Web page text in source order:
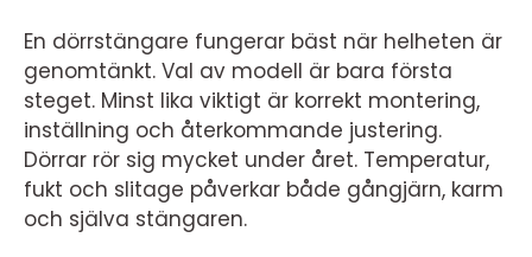
En dörrstängare fungerar bäst när helheten är
genomtänkt. Val av modell är bara första
steget. Minst lika viktigt är korrekt montering,
inställning och återkommande justering.
Dörrar rör sig mycket under året. Temperatur,
fukt och slitage påverkar både gångjärn, karm
och själva stängaren.